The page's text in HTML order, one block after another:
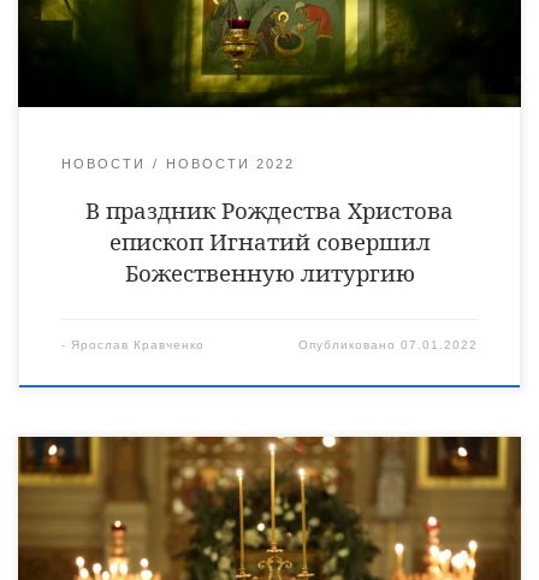
священник Владимир Васильев, иеромонах Питирим (Сухов),
иеромонах Прохор (Пожарницкий) и диакон Сергий
Демидов. Традиционно перед […]
НОВОСТИ НОВОСТИ 2022
В праздник Рождества Христова
епископ Игнатий совершил
Божественную литургию
- Ярослав Кравченко Опубликовано07.01.2022
6 января, накануне праздника Рождества Господа и Спаса
нашего Иисуса Христа, епископ Уваровский и Кирсановский
Игнатий совершил всенощное бдение в
Христорождественском кафедральном соборе города Уварово.